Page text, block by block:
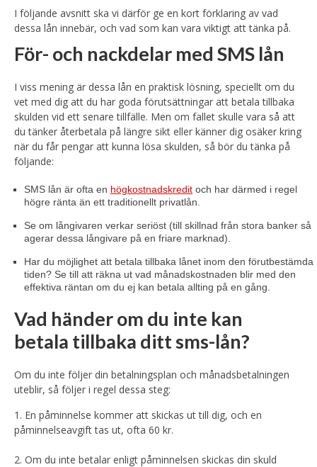
I följande avsnitt ska vi därför ge en kort förklaring av vad
dessa lån innebär, och vad som kan vara viktigt att tänka på.
För- och nackdelar med SMS lån
I viss mening är dessa lån en praktisk lösning, speciellt om du
vet med dig att du har goda förutsättningar att betala tillbaka
skulden vid ett senare tillfälle. Men om fallet skulle vara så att
du tänker återbetala på längre sikt eller känner dig osäker kring
när du får pengar att kunna lösa skulden, så bör du tänka på
följande:
SMS lån är ofta en högkostnadskredit och har därmed i regel
högre ränta än ett traditionellt privatlån.
Se om långivaren verkar seriöst (till skillnad från stora banker så
agerar dessa långivare på en friare marknad).
Har du möjlighet att betala tillbaka lånet inom den förutbestämda
tiden? Se till att räkna ut vad månadskostnaden blir med den
effektiva räntan om du ej kan betala allting på en gång.
Vad händer om du inte kan
betala tillbaka ditt sms-lån?
Om du inte följer din betalningsplan och månadsbetalningen
uteblir, så följer i regel dessa steg:
1. En påminnelse kommer att skickas ut till dig, och en
påminnelseavgift tas ut, ofta 60 kr.
2. Om du inte betalar enligt påminnelsen skickas din skuld